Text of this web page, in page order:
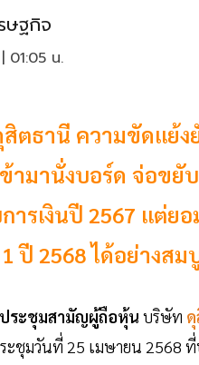
ษฐกิจ
01:05 น.
ตธานี ความขัดแย้ง
ามานั่งบอร์ด จ่อขยั
ารเงินปี 2567 แต่ย
ปี 2568 ได้อย่างส
ประชุมสามัญผู้ถือหุ้น บริษัท
ะชุมวันที่ 25 เมษายน 2568